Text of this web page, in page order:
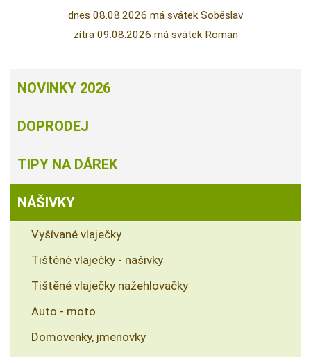
dnes 08.08.2026 má svátek Soběslav
zítra 09.08.2026 má svátek Roman
NOVINKY 2026
DOPRODEJ
TIPY NA DÁREK
NÁŠIVKY
Vyšívané vlaječky
Tištěné vlaječky - našivky
Tištěné vlaječky nažehlovačky
Auto - moto
Domovenky, jmenovky